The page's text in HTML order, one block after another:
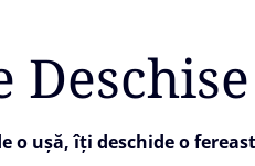
Deschise
o ușă, îți deschide o